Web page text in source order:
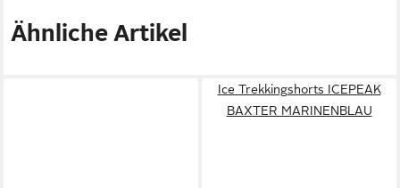
Ähnliche Artikel
Ice Trekkingshorts ICEPEAK
BAXTER MARINENBLAU